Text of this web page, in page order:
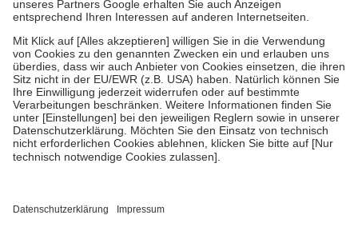
Um das Engagement der Versicherten für ihre eigene Gesundheit zu
stärken und die besondere Stellung der Familie zu unterstützen,
fallenkeine Zuzahlungenan bei:
• Kindern und Jugendlichen bis zum vollendeten 18. Lebensjahr
mit Ausnahme der Fahrkosten
• Untersuchungen zur Vorsorge und Früherkennung, die von der
GKV getragen werden
• empfohlenen Schutzimpfungen
• Harn- und Blutteststreifen
getroffen, um sicherzustellen, dass es sich um echte Bewertungen